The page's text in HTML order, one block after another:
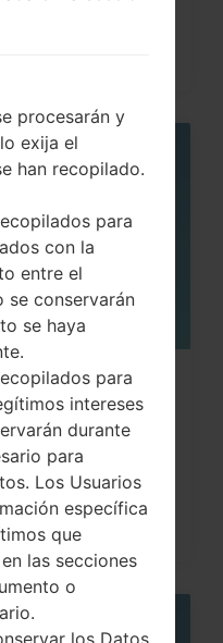
05
MAY
de fábrica
05
procesarán y
exija el
han recopilado.
para
con la
entre el
se conservarán
se haya
para
intereses
durante
para
Los Usuarios
específica
que
las secciones
o